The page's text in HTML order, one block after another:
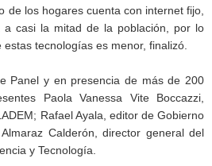
de los hogares cuenta con internet fijo,
a casi la mitad de la población, por lo
tecnologías es menor, finalizó.
Panel y en presencia de más de 200
Paola Vanessa Vite Boccazzi,
Rafael Ayala, editor de Gobierno
Calderón, director general del
y Tecnología.